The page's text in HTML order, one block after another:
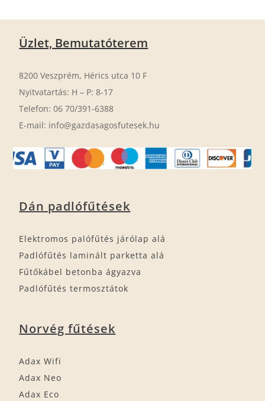
Üzlet, Bemutatóterem
8200 Veszprém, Hérics utca 10 F
Nyitvatartás: H – P: 8-17
Telefon: 06 70/391-6388
E-mail: info@gazdasagosfutesek.hu
Dán padlófűtések
Elektromos palófűtés járólap alá
Padlófűtés laminált parketta alá
Fűtőkábel betonba ágyazva
Padlófűtés termosztátok
Norvég fűtések
Adax Wifi
Adax Neo
Adax Eco